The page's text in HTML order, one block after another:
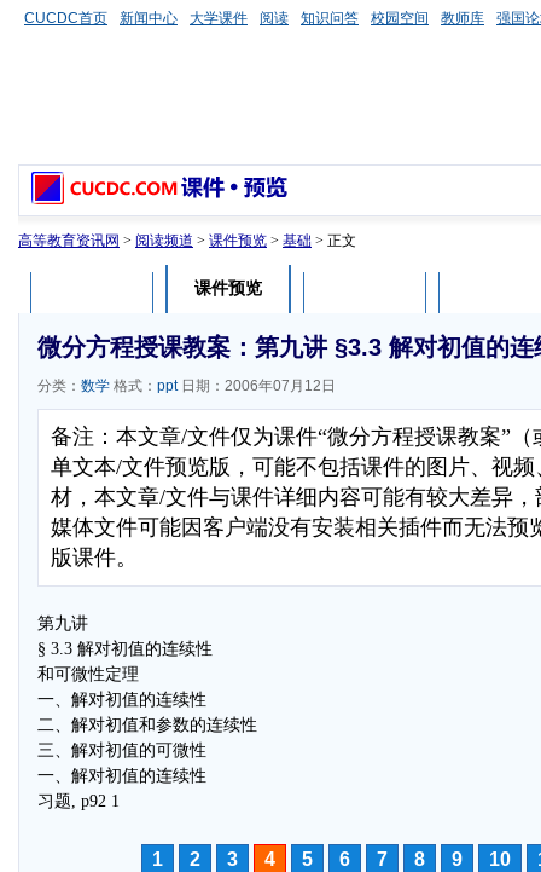
CUCDC首页 新闻中心 大学课件 阅读 知识问答 校园空间 教师库 强国
高等教育资讯网 > 阅读频道 > 课件预览 > 基础 > 正文
课件预览
微分方程授课教案：第九讲 §3.3 解对初值的
分类： 数学 格式： ppt日期：2006年07月12日
备注：本文章/文件仅为课件“微分方程授课教案”
单文本/文件预览版，可能不包括课件的图片、视
材，本文章/文件与课件详细内容可能有较大差异
媒体文件可能因客户端没有安装相关插件而无法预
版课件。
第九讲
§ 3.3 解对初值的连续性
和可微性定理
一、解对初值的连续性
二、解对初值和参数的连续性
三、解对初值的可微性
一、解对初值的连续性
习题, p92 1
1 2 3 4 5 6 7 8 9 10